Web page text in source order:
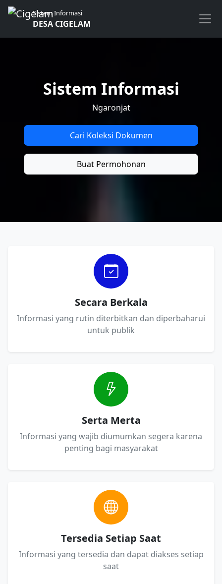
Sistem Informasi
DESA CIGELAM
Sistem Informasi
Ngaronjat
Cari Koleksi Dokumen
Buat Permohonan
Secara Berkala
Informasi yang rutin diterbitkan dan diperbaharui
untuk publik
Serta Merta
Informasi yang wajib diumumkan segera karena
penting bagi masyarakat
Tersedia Setiap Saat
Informasi yang tersedia dan dapat diakses setiap
saat